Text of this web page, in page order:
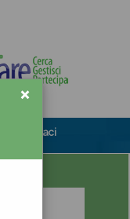
×
Contattaci